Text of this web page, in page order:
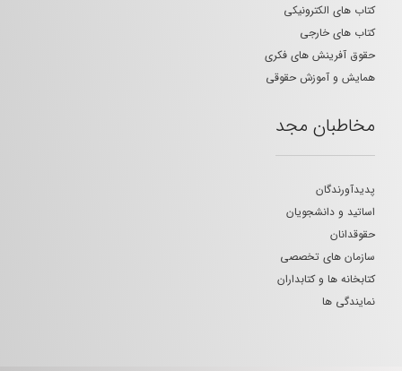
کتاب های الکترونیکی
کتاب های خارجی
حقوق آفرینش های فکری
همایش و آموزش حقوقی
مخاطبان مجد
پدیدآورندگان
اساتید و دانشجویان
حقوقدانان
سازمان های تخصصی
کتابخانه ها و کتابداران
نمایندگی ها